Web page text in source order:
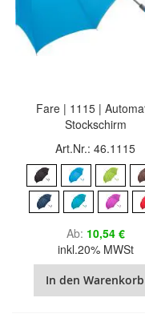
Fare | 1115 |
Stockschirm
Art.Nr.: 46.1115
Ab 10,54 €
inkl.20% MWSt
In den Warenkorb